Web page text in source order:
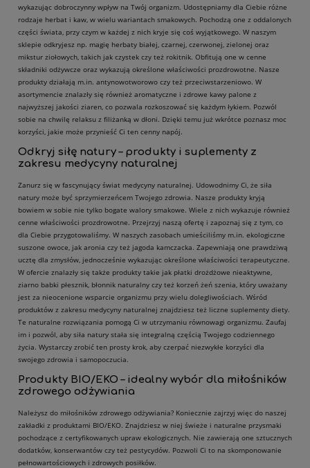
wykazując dobroczynny wpływ na Twój organizm. Udostępniamy dla Ciebie różne
rodzaje herbat i kaw, w wielu wariantach smakowych. Pochodzą one z oddalonych
części świata, przy czym w każdej z nich kryje się coś wyjątkowego. W naszym
sklepie odkryjesz np. magię herbaty białej, czarnej, czerwonej, zielonej oraz
mikstur ziołowych, takich jak czystek czy też rokitnik. Obfitują one w cenne
składniki odżywcze oraz wykazują określone właściwości prozdrowotne. Nasze
produkty działają m.in. antynowotworowo czy też przeciwstarzeniowo. W
asortymencie znalazły się również aromatyczne i zdrowe kawy palone z
najwyższej jakości ziaren, co pozwala rozkoszować się każdym łykiem. Pozwól
sobie na chwilę relaksu z filiżanką w dłoni. Dzięki temu już wkrótce poznasz moc
korzyści, jakie może przynieść Ci ten cenny napój.
Odkryj siłę natury – produkty i suplementy z
zakresu medycyny naturalnej
Zanurz się w fascynujący świat medycyny naturalnej. Udowodnimy Ci, że siła
natury może być sprzymierzeńcem Twojego zdrowia. Nasze produkty kryją
bowiem w sobie nie tylko bogate walory smakowe. Wiele z nich wykazuje również
cenne właściwości prozdrowotne. Przejrzyj naszą ofertę i zapoznaj się z tym, co
dla Ciebie przygotowaliśmy. W naszych zasobach umieściliśmy m.in. ekologiczne
suszone owoce, jak aronia czy też jagoda kamczacka. Zapewniają one prawdziwą
ucztę dla zmysłów, jednocześnie wykazując określone właściwości terapeutyczne.
W ofercie znalazły się także produkty takie jak płatki drożdżowe nieaktywne,
ziarno babki płesznik, błonnik naturalny czy też korzeń żeń szenia, który uważany
jest za nieocenione wsparcie organizmu przy wielu dolegliwościach. Wśród
produktów z zakresu medycyny naturalnej znajdziesz też liczne suplementy diety.
Te naturalne rozwiązania pomogą Ci w utrzymaniu równowagi organizmu. Zaufaj
im i pozwól, aby siła natury stała się integralną częścią Twojego codziennego
życia. Wystarczy zrobić ten prosty krok, aby czerpać niezwykłe korzyści dla
swojego zdrowia i samopoczucia.
Produkty BIO/EKO – idealny wybór dla miłośników
zdrowego odżywiania
Należysz do miłośników zdrowego odżywiania? Koniecznie zajrzyj więc do naszej
zakładki z produktami BIO/EKO. Znajdziesz w niej świeże i naturalne przysmaki
pochodzące z certyfikowanych upraw ekologicznych. Nie zawierają one sztucznych
dodatków, konserwantów czy też pestycydów. Pozwoli Ci to na skomponowanie
pełnowartościowych i zdrowych posiłków.